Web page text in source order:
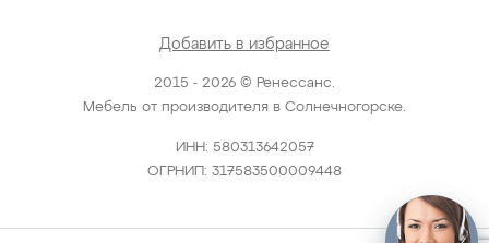
2015 - 2026 © Ренессанс.
Мебель от производителя в Солнечногорске.
ИНН: 580313642057
ОГРНИП: 317583500009448
Добавить в избранное